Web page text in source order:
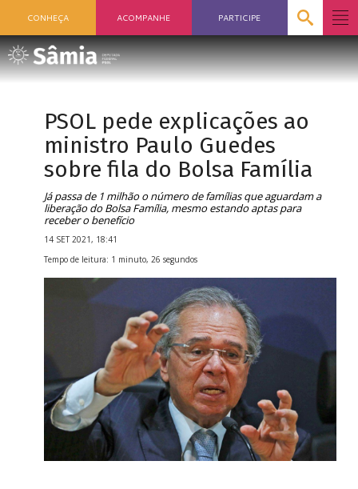
CONHEÇA ACOMPANHE PARTICIPE
PSOL pede explicações ao
ministro Paulo Guedes
sobre fila do Bolsa Família
Já passa de 1 milhão o número de famílias que aguardam a
liberação do Bolsa Família, mesmo estando aptas para
receber o benefício
14 SET 2021, 18:41
Tempo de leitura: 1 minuto, 26 segundos